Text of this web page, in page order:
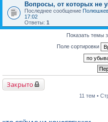
Вопросы, от которых не
Последнее сообщение
17:02
Ответы: 1
Показать темы
Поле сортировки
Закрыто
11 тем •